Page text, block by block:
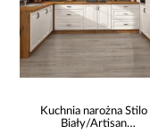
Kuchnia narożna Stilo
Biały/Artisan